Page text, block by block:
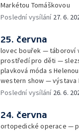
Markétou Tomáškovou
Poslední vysílání 27. 6.
25. června
lovec bouřek — táboroví
prostředí pro děti —
plavková móda s
western show — výstava
mladý lezecký fenomén
Poslední vysílání 26. 6.
24. června
ortopedické operace —